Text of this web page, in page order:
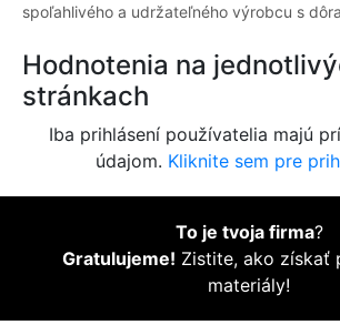
spoľahlivého a udržateľného výrobcu s
Hodnotenia na
stránkach
Iba prihlásení používatelia majú
údajom. Kliknite sem pre
To je tvoja firma?
Gratulujeme! Zistite, ako získať
materiály!